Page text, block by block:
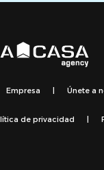
Empresa | Únete a
de privacidad |